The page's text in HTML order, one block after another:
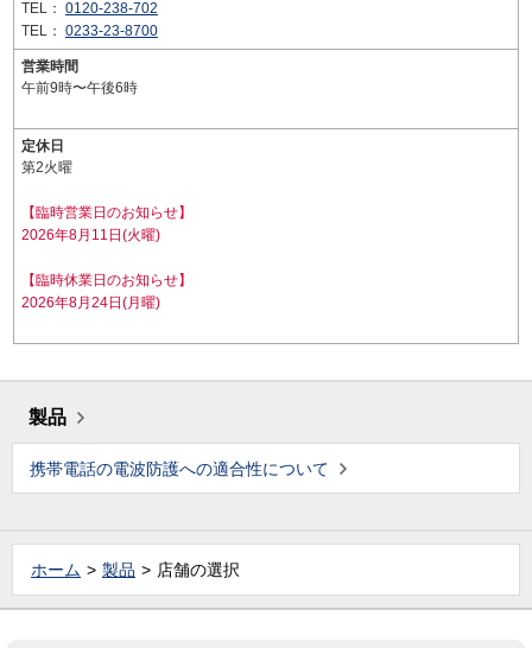
TEL： 0120-238-702
TEL： 0233-23-8700
営業時間
午前9時〜午後6時
定休日
第2火曜
【臨時営業日のお知らせ】
2026年8月11日(火曜)
【臨時休業日のお知らせ】
2026年8月24日(月曜)
製品
携帯電話の電波防護への適合性について
ホーム 製品 店舗の選択